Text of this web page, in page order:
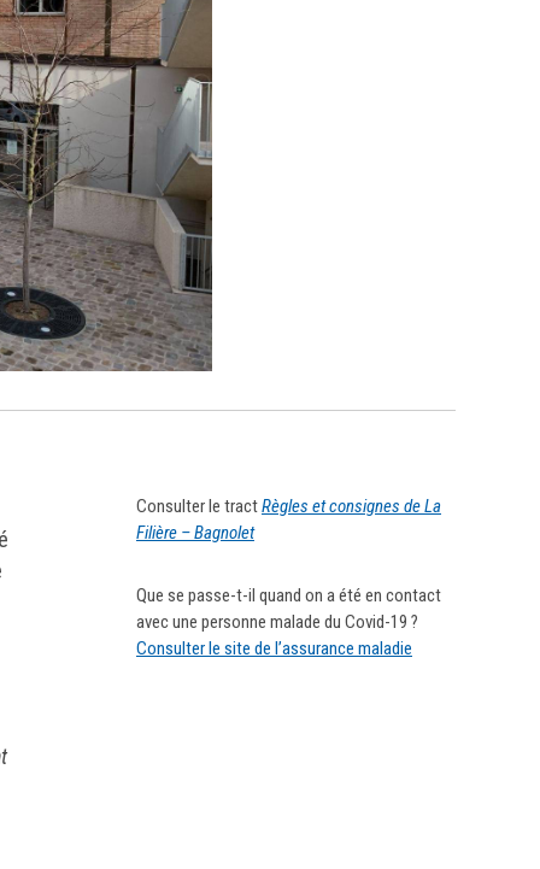
Consulter le tractRègles et consignes de La
Filière – Bagnolet
Que se passe-t-il quand on a été en contact
avec une personne malade du Covid-19 ?
Consulter le site de l’assurance maladie